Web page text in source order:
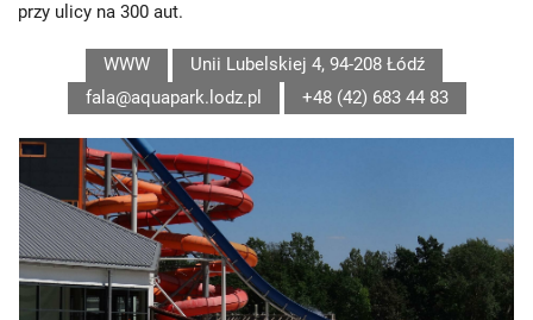
przy ulicy na 300 aut.
WWW
Unii Lubelskiej 4, 94-208 Łódź
fala@aquapark.lodz.pl
+48 (42) 683 44 83